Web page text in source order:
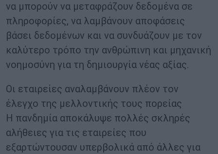
να μπορούν να μεταφράζουν δεδομένα σε
πληροφορίες, να λαμβάνουν αποφάσεις
βάσει δεδομένων και να συνδυάζουν με τον
καλύτερο τρόπο την ανθρώπινη και μηχανική
νοημοσύνη για τη δημιουργία νέας αξίας.
Οι εταιρείες αναλαμβάνουν πλέον τον
έλεγχο της μελλοντικής τους πορείας
Η πανδημία αποκάλυψε πολλές σκληρές
αλήθειες για τις εταιρείες που
εξαρτώντουσαν υπερβολικά από άλλες για